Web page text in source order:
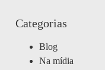
Categorias
Blog
Na mídia